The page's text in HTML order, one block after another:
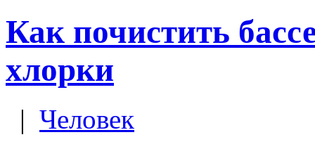
Как почистить
хлорки
| Человек